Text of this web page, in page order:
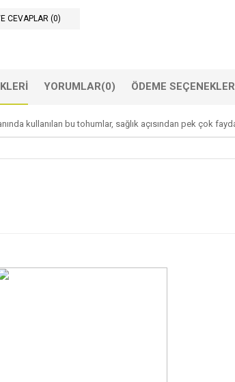
CEVAPLAR (0)
YORUMLAR(0) ÖDEME
kullanılan bu tohumlar, sağlık açısından pek çok